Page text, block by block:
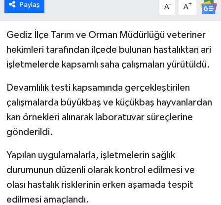
Paylaş A- A+
Gediz İlçe Tarım ve Orman Müdürlüğü veteriner
hekimleri tarafından ilçede bulunan hastalıktan ari
işletmelerde kapsamlı saha çalışmaları yürütüldü.
Devamlılık testi kapsamında gerçekleştirilen
çalışmalarda büyükbaş ve küçükbaş hayvanlardan
kan örnekleri alınarak laboratuvar süreçlerine
gönderildi.
Yapılan uygulamalarla, işletmelerin sağlık
durumunun düzenli olarak kontrol edilmesi ve
olası hastalık risklerinin erken aşamada tespit
edilmesi amaçlandı.
Gündem
Hisarcık
Köşe Yazıları
Kültür Sanat
Kütahya
Magazin
Otomobil